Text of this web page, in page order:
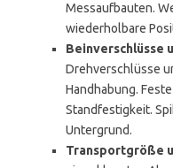
Messaufbauten.
wiederholbare
Beinverschlüsse
Drehverschlüsse
Handhabung.
Standfestigkeit.
Untergrund.
Transportgröße